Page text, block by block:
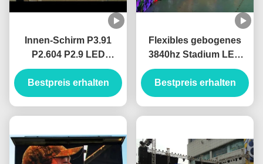
Innen-Schirm P3.91
P2.604 P2.9 LED
geregelt mit Kabinett
500x1000
Bestpreis erhalten
Flexibles gebogenes
3840hz Stadium LED
sortiert für und
Innengebrauch im
Freien aus
Bestpreis erhalten